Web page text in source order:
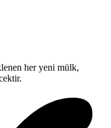
her yeni mülk,